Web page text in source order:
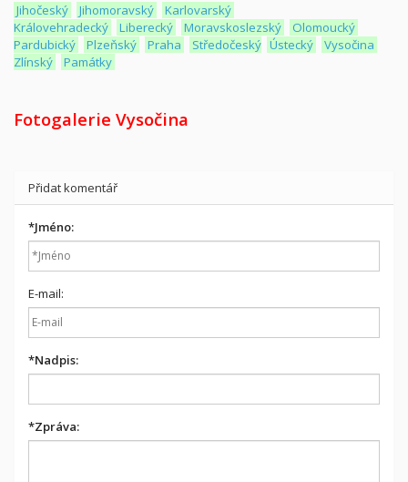
Jihočeský Jihomoravský
Karlovarský
Královehradecký
Liberecký Moravskoslezský
Olomoucký
Pardubický
Plzeňský Praha Středočeský Ústecký
Vysočina
Zlínský
Památky
Fotogalerie Vysočina
Přidat komentář
*Jméno:
E-mail:
*Nadpis:
*Zpráva: